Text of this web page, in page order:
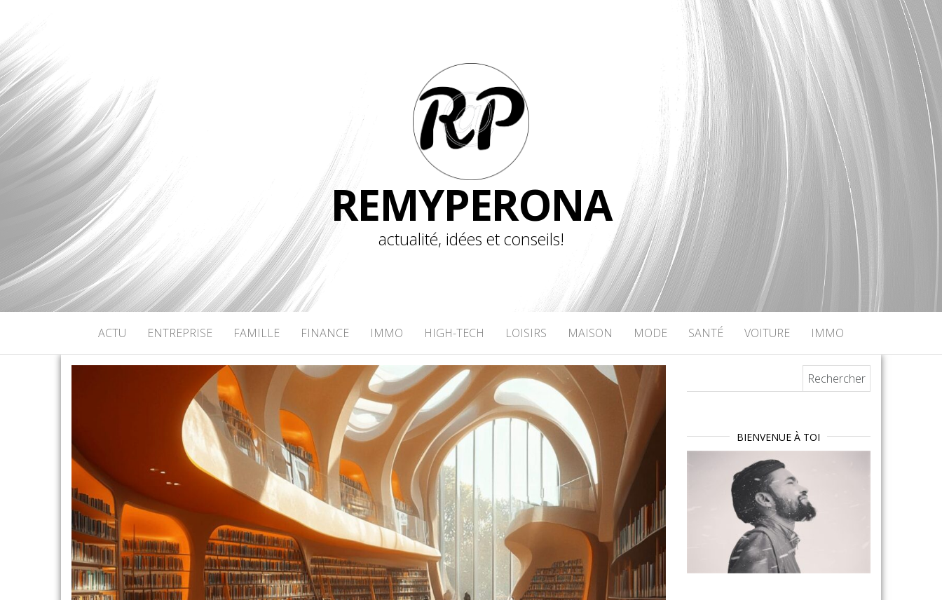
REMYPERONA
actualité, idées et conseils!
ACTU ENTREPRISE FAMILLE FINANCE IMMO HIGH-TECH LOISIRS MAISON MODE SANTÉ VOITURE IMMO
BIENVENUE À TOI